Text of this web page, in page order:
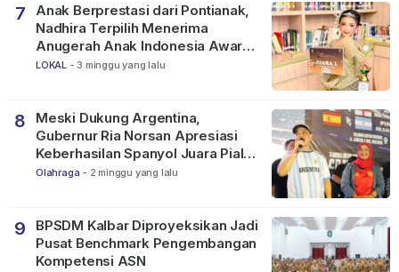
7
Anak Berprestasi dari Pontianak,
Nadhira Terpilih Menerima
Anugerah Anak Indonesia Awards
2026
LOKAL - 3 minggu yang lalu
8
Meski Dukung Argentina,
Gubernur Ria Norsan Apresiasi
Keberhasilan Spanyol Juara Piala
Dunia FIFA 2026
Olahraga - 2 minggu yang lalu
9
BPSDM Kalbar Diproyeksikan Jadi
Pusat Benchmark Pengembangan
Kompetensi ASN